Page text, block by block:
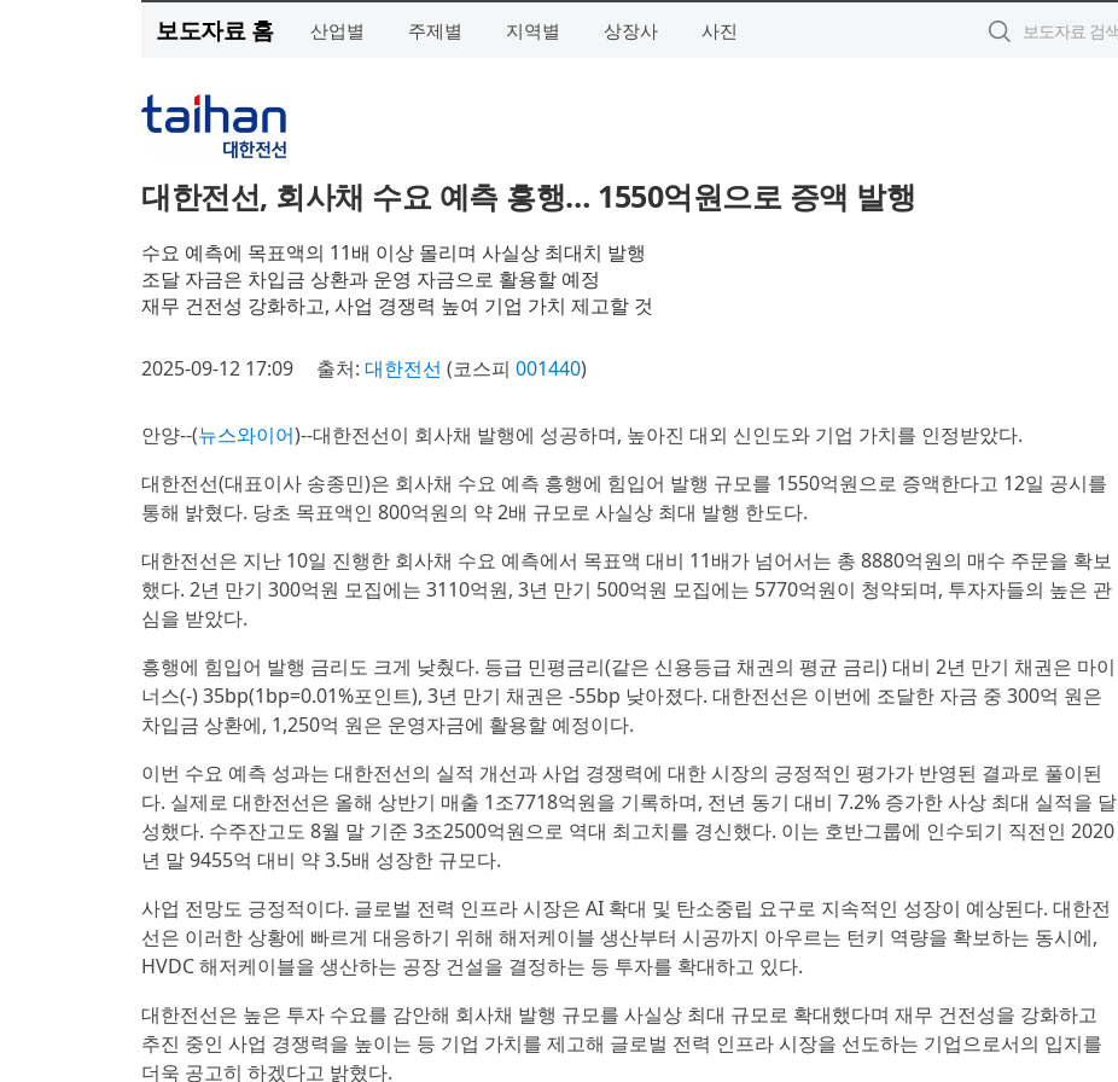
보도자료 홈 산업별 주제별 지역별 상장사 사진
대한전선, 회사채 수요 예측 흥행… 1550억원으로 증액 발행
수요 예측에 목표액의 11배 이상 몰리며 사실상 최대치 발행
조달 자금은 차입금 상환과 운영 자금으로 활용할 예정
재무 건전성 강화하고, 사업 경쟁력 높여 기업 가치 제고할 것
2025-09-12 17:09 출처: 대한전선 (코스피 001440)
안양--(뉴스와이어)--대한전선이 회사채 발행에 성공하며, 높아진 대외 신인도와 기업 가치를 인정받았다.
대한전선(대표이사 송종민)은 회사채 수요 예측 흥행에 힘입어 발행 규모를 1550억원으로 증액한다고 12일 공시를
통해 밝혔다. 당초 목표액인 800억원의 약 2배 규모로 사실상 최대 발행 한도다.
대한전선은 지난 10일 진행한 회사채 수요 예측에서 목표액 대비 11배가 넘어서는 총 8880억원의 매수 주문을 확보
했다. 2년 만기 300억원 모집에는 3110억원, 3년 만기 500억원 모집에는 5770억원이 청약되며, 투자자들의 높은 관
심을 받았다.
흥행에 힘입어 발행 금리도 크게 낮췄다. 등급 민평금리(같은 신용등급 채권의 평균 금리) 대비 2년 만기 채권은 마이
너스(-) 35bp(1bp=0.01%포인트), 3년 만기 채권은 -55bp 낮아졌다. 대한전선은 이번에 조달한 자금 중 300억 원은
차입금 상환에, 1,250억 원은 운영자금에 활용할 예정이다.
이번 수요 예측 성과는 대한전선의 실적 개선과 사업 경쟁력에 대한 시장의 긍정적인 평가가 반영된 결과로 풀이된
다. 실제로 대한전선은 올해 상반기 매출 1조7718억원을 기록하며, 전년 동기 대비 7.2% 증가한 사상 최대 실적을 달
성했다. 수주잔고도 8월 말 기준 3조2500억원으로 역대 최고치를 경신했다. 이는 호반그룹에 인수되기 직전인 2020
년 말 9455억 대비 약 3.5배 성장한 규모다.
사업 전망도 긍정적이다. 글로벌 전력 인프라 시장은 AI 확대 및 탄소중립 요구로 지속적인 성장이 예상된다. 대한전
선은 이러한 상황에 빠르게 대응하기 위해 해저케이블 생산부터 시공까지 아우르는 턴키 역량을 확보하는 동시에,
HVDC 해저케이블을 생산하는 공장 건설을 결정하는 등 투자를 확대하고 있다.
대한전선은 높은 투자 수요를 감안해 회사채 발행 규모를 사실상 최대 규모로 확대했다며 재무 건전성을 강화하고
추진 중인 사업 경쟁력을 높이는 등 기업 가치를 제고해 글로벌 전력 인프라 시장을 선도하는 기업으로서의 입지를
더욱 공고히 하겠다고 밝혔다.